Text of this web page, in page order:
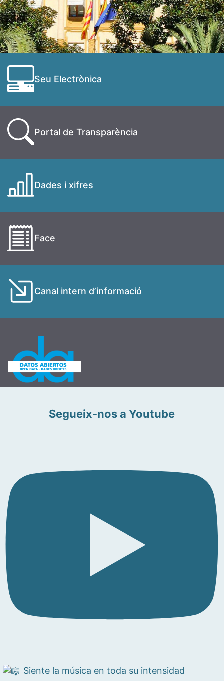
Seu Electrònica
Portal de Transparència
Dades i xifres
Face
Canal intern d’informació
Segueix-nos a Youtube
Siente la música en toda su intensidad